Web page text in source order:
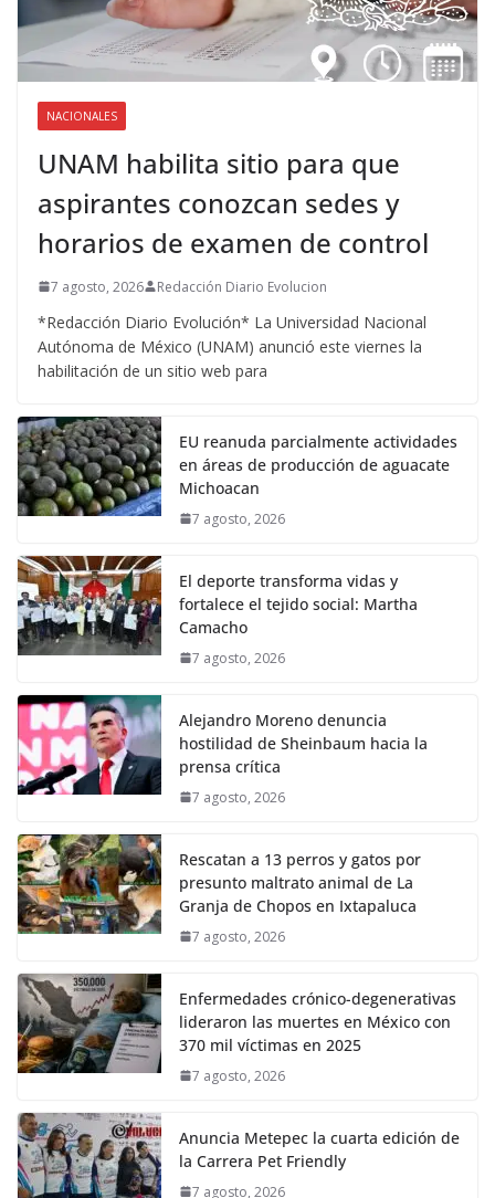
NACIONALES
UNAM habilita sitio para que
aspirantes conozcan sedes y
horarios de examen de control
7 agosto, 2026 Redacción Diario Evolucion
*Redacción Diario Evolución* La Universidad Nacional
Autónoma de México (UNAM) anunció este viernes la
habilitación de un sitio web para
EU reanuda parcialmente actividades
en áreas de producción de aguacate
Michoacan
7 agosto, 2026
El deporte transforma vidas y
fortalece el tejido social: Martha
Camacho
7 agosto, 2026
Alejandro Moreno denuncia
hostilidad de Sheinbaum hacia la
prensa crítica
7 agosto, 2026
Rescatan a 13 perros y gatos por
presunto maltrato animal de La
Granja de Chopos en Ixtapaluca
7 agosto, 2026
Enfermedades crónico-degenerativas
lideraron las muertes en México con
370 mil víctimas en 2025
7 agosto, 2026
Anuncia Metepec la cuarta edición de
la Carrera Pet Friendly
7 agosto, 2026